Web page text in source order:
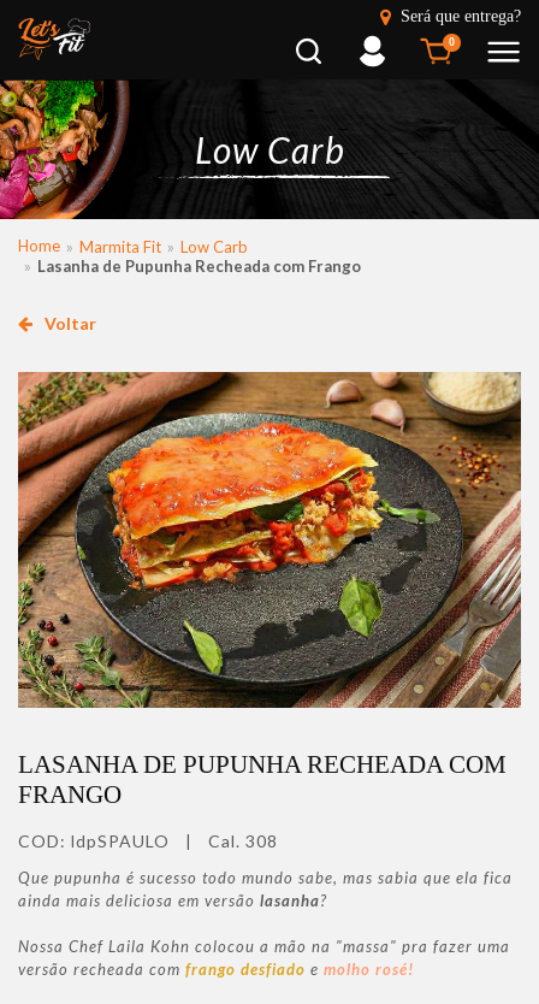
Será que entrega?
Busca Entrar 0
Low Carb
Home Marmita Fit
Low Carb
Lasanha de Pupunha Recheada com Frango
Voltar
LASANHA DE PUPUNHA RECHEADA COM
FRANGO
COD: ldpSPAULO | Cal. 308
Que pupunha é sucesso todo mundo sabe, mas sabia que ela fica
ainda mais deliciosa em versão lasanha?
Nossa Chef Laila Kohn colocou a mão na "massa" pra fazer uma
versão recheada com frango desfiado e molho rosé!